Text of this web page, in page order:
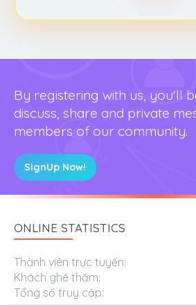
By registering with us, you'll
discuss, share and private
members of our community.
SignUp Now!
ONLINE STATISTICS
Thành viên trực tuyến
Khách ghé thăm
Tổng số truy cập